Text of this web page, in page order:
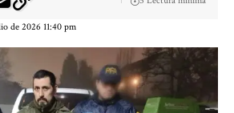
de 2026 11:40 pm